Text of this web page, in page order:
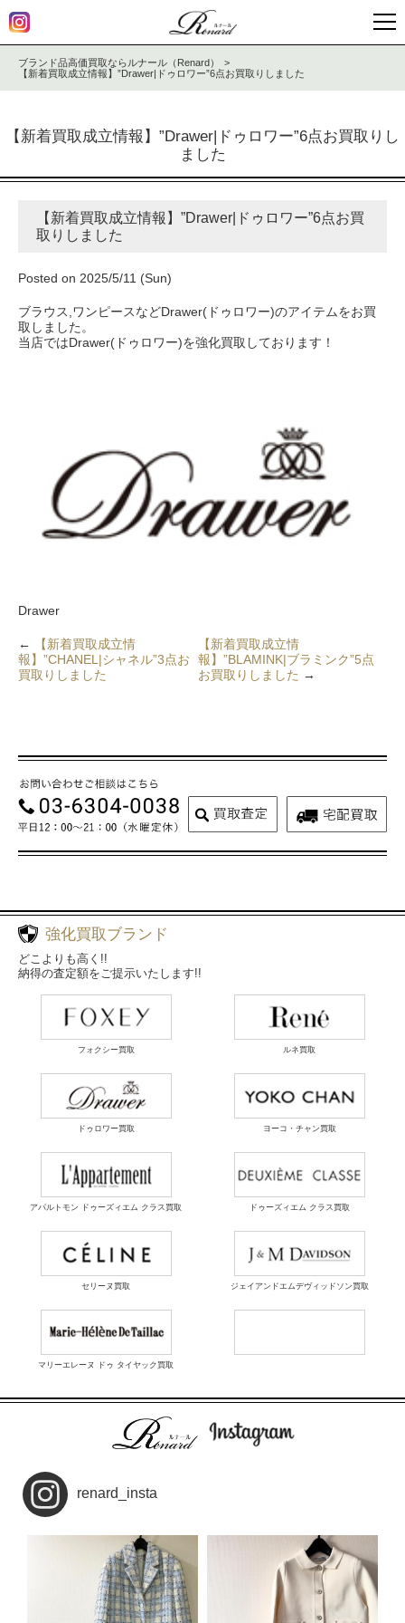
ブランド品高価買取ならルナール（Renard）
【新着買取成立情報】”Drawer|ドゥロワー”6点お買取りしました
【新着買取成立情報】”Drawer|ドゥロワー”6点お買取りし
ました
【新着買取成立情報】”Drawer|ドゥロワー”6点お買
取りしました
Posted on 2025/5/11 (Sun)
ブラウス,ワンピースなどDrawer(ドゥロワー)のアイテムをお買
取しました。
当店ではDrawer(ドゥロワー)を強化買取しております！
Drawer
←
【新着買取成立情
報】”CHANEL|シャネル”3点お
買取りしました
【新着買取成立情
報】”BLAMINK|ブラミンク”5点
お買取りしました →
強化買取ブランド
どこよりも高く!!
納得の査定額をご提示いたします!!
フォクシー買取 ルネ買取
ドゥロワー買取 ヨーコ・チャン買取
アパルトモン ドゥーズィエム クラス買取 ドゥーズィエム クラス買取
セリーヌ買取 ジェイアンドエムデヴィッドソン買取
マリーエレーヌ ドゥ タイヤック買取
renard_insta